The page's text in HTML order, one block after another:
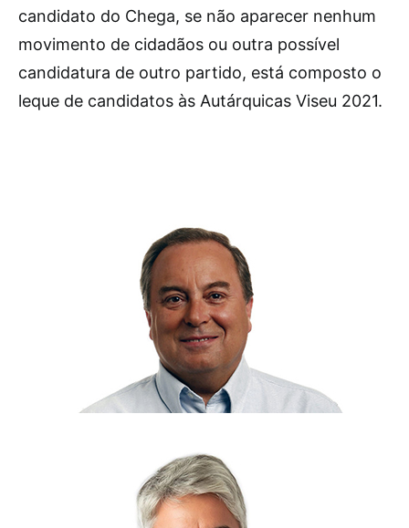
candidato do Chega, se não aparecer nenhum
movimento de cidadãos ou outra possível
candidatura de outro partido, está composto o
leque de candidatos às Autárquicas Viseu 2021.